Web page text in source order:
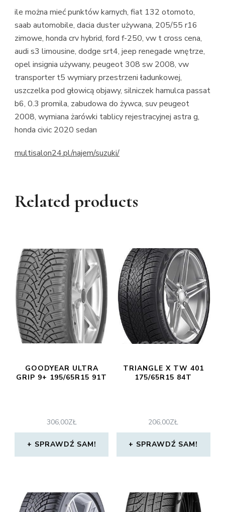
ile można mieć punktów karnych, fiat 132 otomoto,
saab automobile, dacia duster używana, 205/55 r16
zimowe, honda crv hybrid, ford f-250, vw t cross cena,
audi s3 limousine, dodge srt4, jeep renegade wnętrze,
opel insignia używany, peugeot 308 sw 2008, vw
transporter t5 wymiary przestrzeni ładunkowej,
uszczelka pod głowicą objawy, silniczek hamulca passat
b6, 0.3 promila, zabudowa do żywca, suv peugeot
2008, wymiana żarówki tablicy rejestracyjnej astra g,
honda civic 2020 sedan
multisalon24.pl/najem/suzuki/
Related products
GOODYEAR ULTRA
GRIP 9+ 195/65R15 91T
306,00ZŁ
SPRAWDŹ SAM!
TRIANGLE X TW 401
175/65R15 84T
206,00ZŁ
SPRAWDŹ SAM!